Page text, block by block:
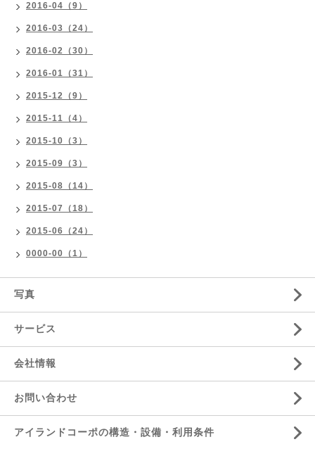
2016-04（9）
2016-03（24）
2016-02（30）
2016-01（31）
2015-12（9）
2015-11（4）
2015-10（3）
2015-09（3）
2015-08（14）
2015-07（18）
2015-06（24）
0000-00（1）
写真
サービス
会社情報
お問い合わせ
アイランドコーポの構造・設備・利用条件